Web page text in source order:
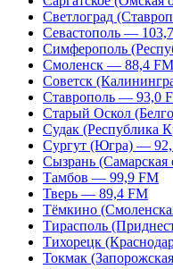
Светлоград
Севастополь —
Симферополь
Смоленск — 88,4 FM
Советск
Ставрополь — 93,0
Старый Оскол
Судак (Республика
Сургут (Югра) —
Сызрань
Тамбов — 99,9 FM
Тверь — 89,4 FM
Тёмкино
Тирасполь
Тихорецк
Токмак